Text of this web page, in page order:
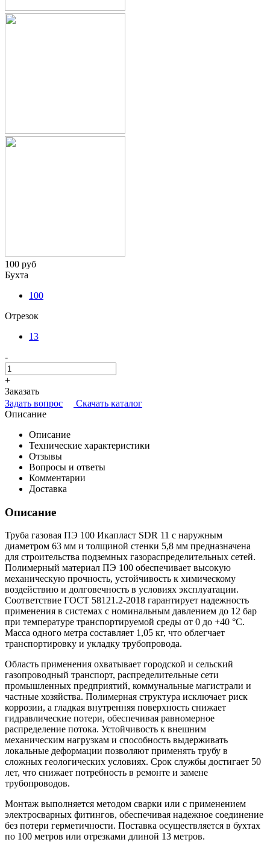
100 руб
Бухта
100
Отрезок
13
-
+
Заказать
Задать вопрос
Скачать каталог
Описание
Описание
Технические характеристики
Отзывы
Вопросы и ответы
Комментарии
Доставка
Описание
Труба газовая ПЭ 100 Икапласт SDR 11 с наружным
диаметром 63 мм и толщиной стенки 5,8 мм предназначена
для строительства подземных газораспределительных сетей.
Полимерный материал ПЭ 100 обеспечивает высокую
механическую прочность, устойчивость к химическому
воздействию и долговечность в условиях эксплуатации.
Соответствие ГОСТ 58121.2-2018 гарантирует надежность
применения в системах с номинальным давлением до 12 бар
при температуре транспортируемой среды от 0 до +40 °С.
Масса одного метра составляет 1,05 кг, что облегчает
транспортировку и укладку трубопровода.
Область применения охватывает городской и сельский
газопроводный транспорт, распределительные сети
промышленных предприятий, коммунальные магистрали и
частные хозяйства. Полимерная структура исключает риск
коррозии, а гладкая внутренняя поверхность снижает
гидравлические потери, обеспечивая равномерное
распределение потока. Устойчивость к внешним
механическим нагрузкам и способность выдерживать
локальные деформации позволяют применять трубу в
сложных геологических условиях. Срок службы достигает 50
лет, что снижает потребность в ремонте и замене
трубопроводов.
Монтаж выполняется методом сварки или с применением
электросварных фитингов, обеспечивая надежное соединение
без потери герметичности. Поставка осуществляется в бухтах
по 100 метров или отрезками длиной 13 метров.